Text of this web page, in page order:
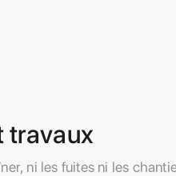
travaux
ni les fuites ni les